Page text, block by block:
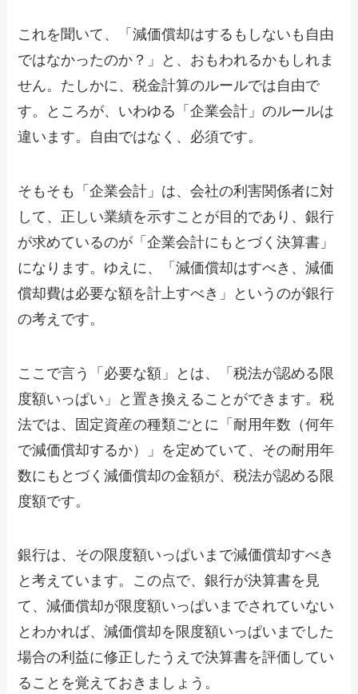
これを聞いて、「減価償却はするもしないも自由
ではなかったのか？」と、おもわれるかもしれま
せん。たしかに、税金計算のルールでは自由で
す。ところが、いわゆる「企業会計」のルールは
違います。自由ではなく、必須です。
そもそも「企業会計」は、会社の利害関係者に対
して、正しい業績を示すことが目的であり、銀行
が求めているのが「企業会計にもとづく決算書」
になります。ゆえに、「減価償却はすべき、減価
償却費は必要な額を計上すべき」というのが銀行
の考えです。
ここで言う「必要な額」とは、「税法が認める限
度額いっぱい」と置き換えることができます。税
法では、固定資産の種類ごとに「耐用年数（何年
で減価償却するか）」を定めていて、その耐用年
数にもとづく減価償却の金額が、税法が認める限
度額です。
銀行は、その限度額いっぱいまで減価償却すべき
と考えています。この点で、銀行が決算書を見
て、減価償却が限度額いっぱいまでされていない
とわかれば、減価償却を限度額いっぱいまでした
場合の利益に修正したうえで決算書を評価してい
ることを覚えておきましょう。